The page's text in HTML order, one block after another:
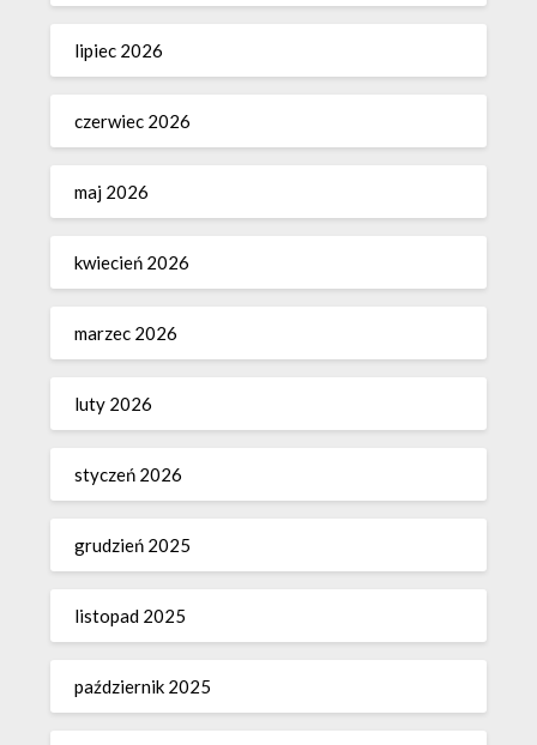
lipiec 2026
czerwiec 2026
maj 2026
kwiecień 2026
marzec 2026
luty 2026
styczeń 2026
grudzień 2025
listopad 2025
październik 2025